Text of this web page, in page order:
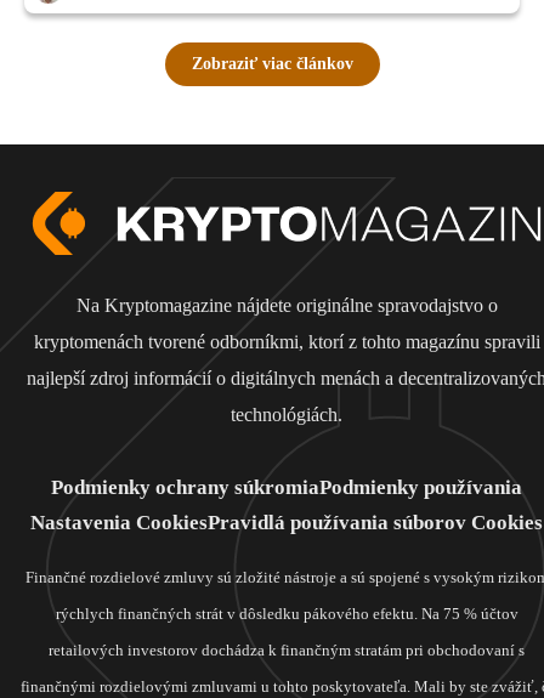
Zobraziť viac článkov
Na Kryptomagazine nájdete originálne spravodajstvo o
kryptomenách tvorené odborníkmi, ktorí z tohto magazínu spravili
najlepší zdroj informácií o digitálnych menách a
technológiách.
Podmienky ochrany súkromiaPodmienky používania
Nastavenia CookiesPravidlá používania súborov Cookies
Finančné rozdielové zmluvy sú zložité nástroje a sú spojené s vysokým
rýchlych finančných strát v dôsledku pákového efektu. Na 75 % účtov
retailových investorov dochádza k finančným stratám pri obchodovaní s
finančnými rozdielovými zmluvami u tohto poskytovateľa. Mali by ste zvážiť,